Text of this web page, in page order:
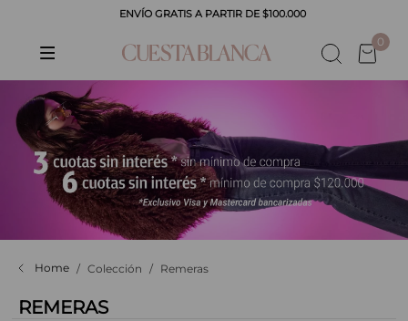
ENVÍO GRATIS A PARTIR DE $100.000
0
Colección Remeras
REMERAS